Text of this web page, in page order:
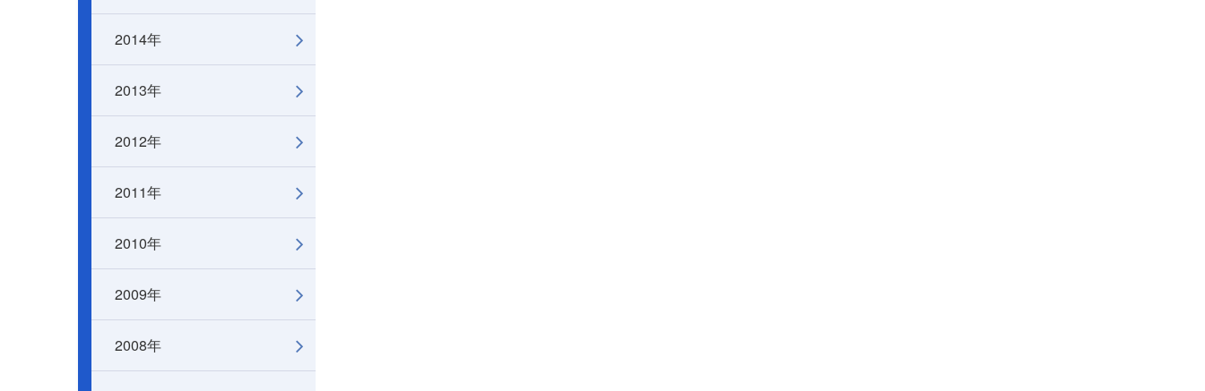
2014年
2013年
2012年
2011年
2010年
2009年
2008年